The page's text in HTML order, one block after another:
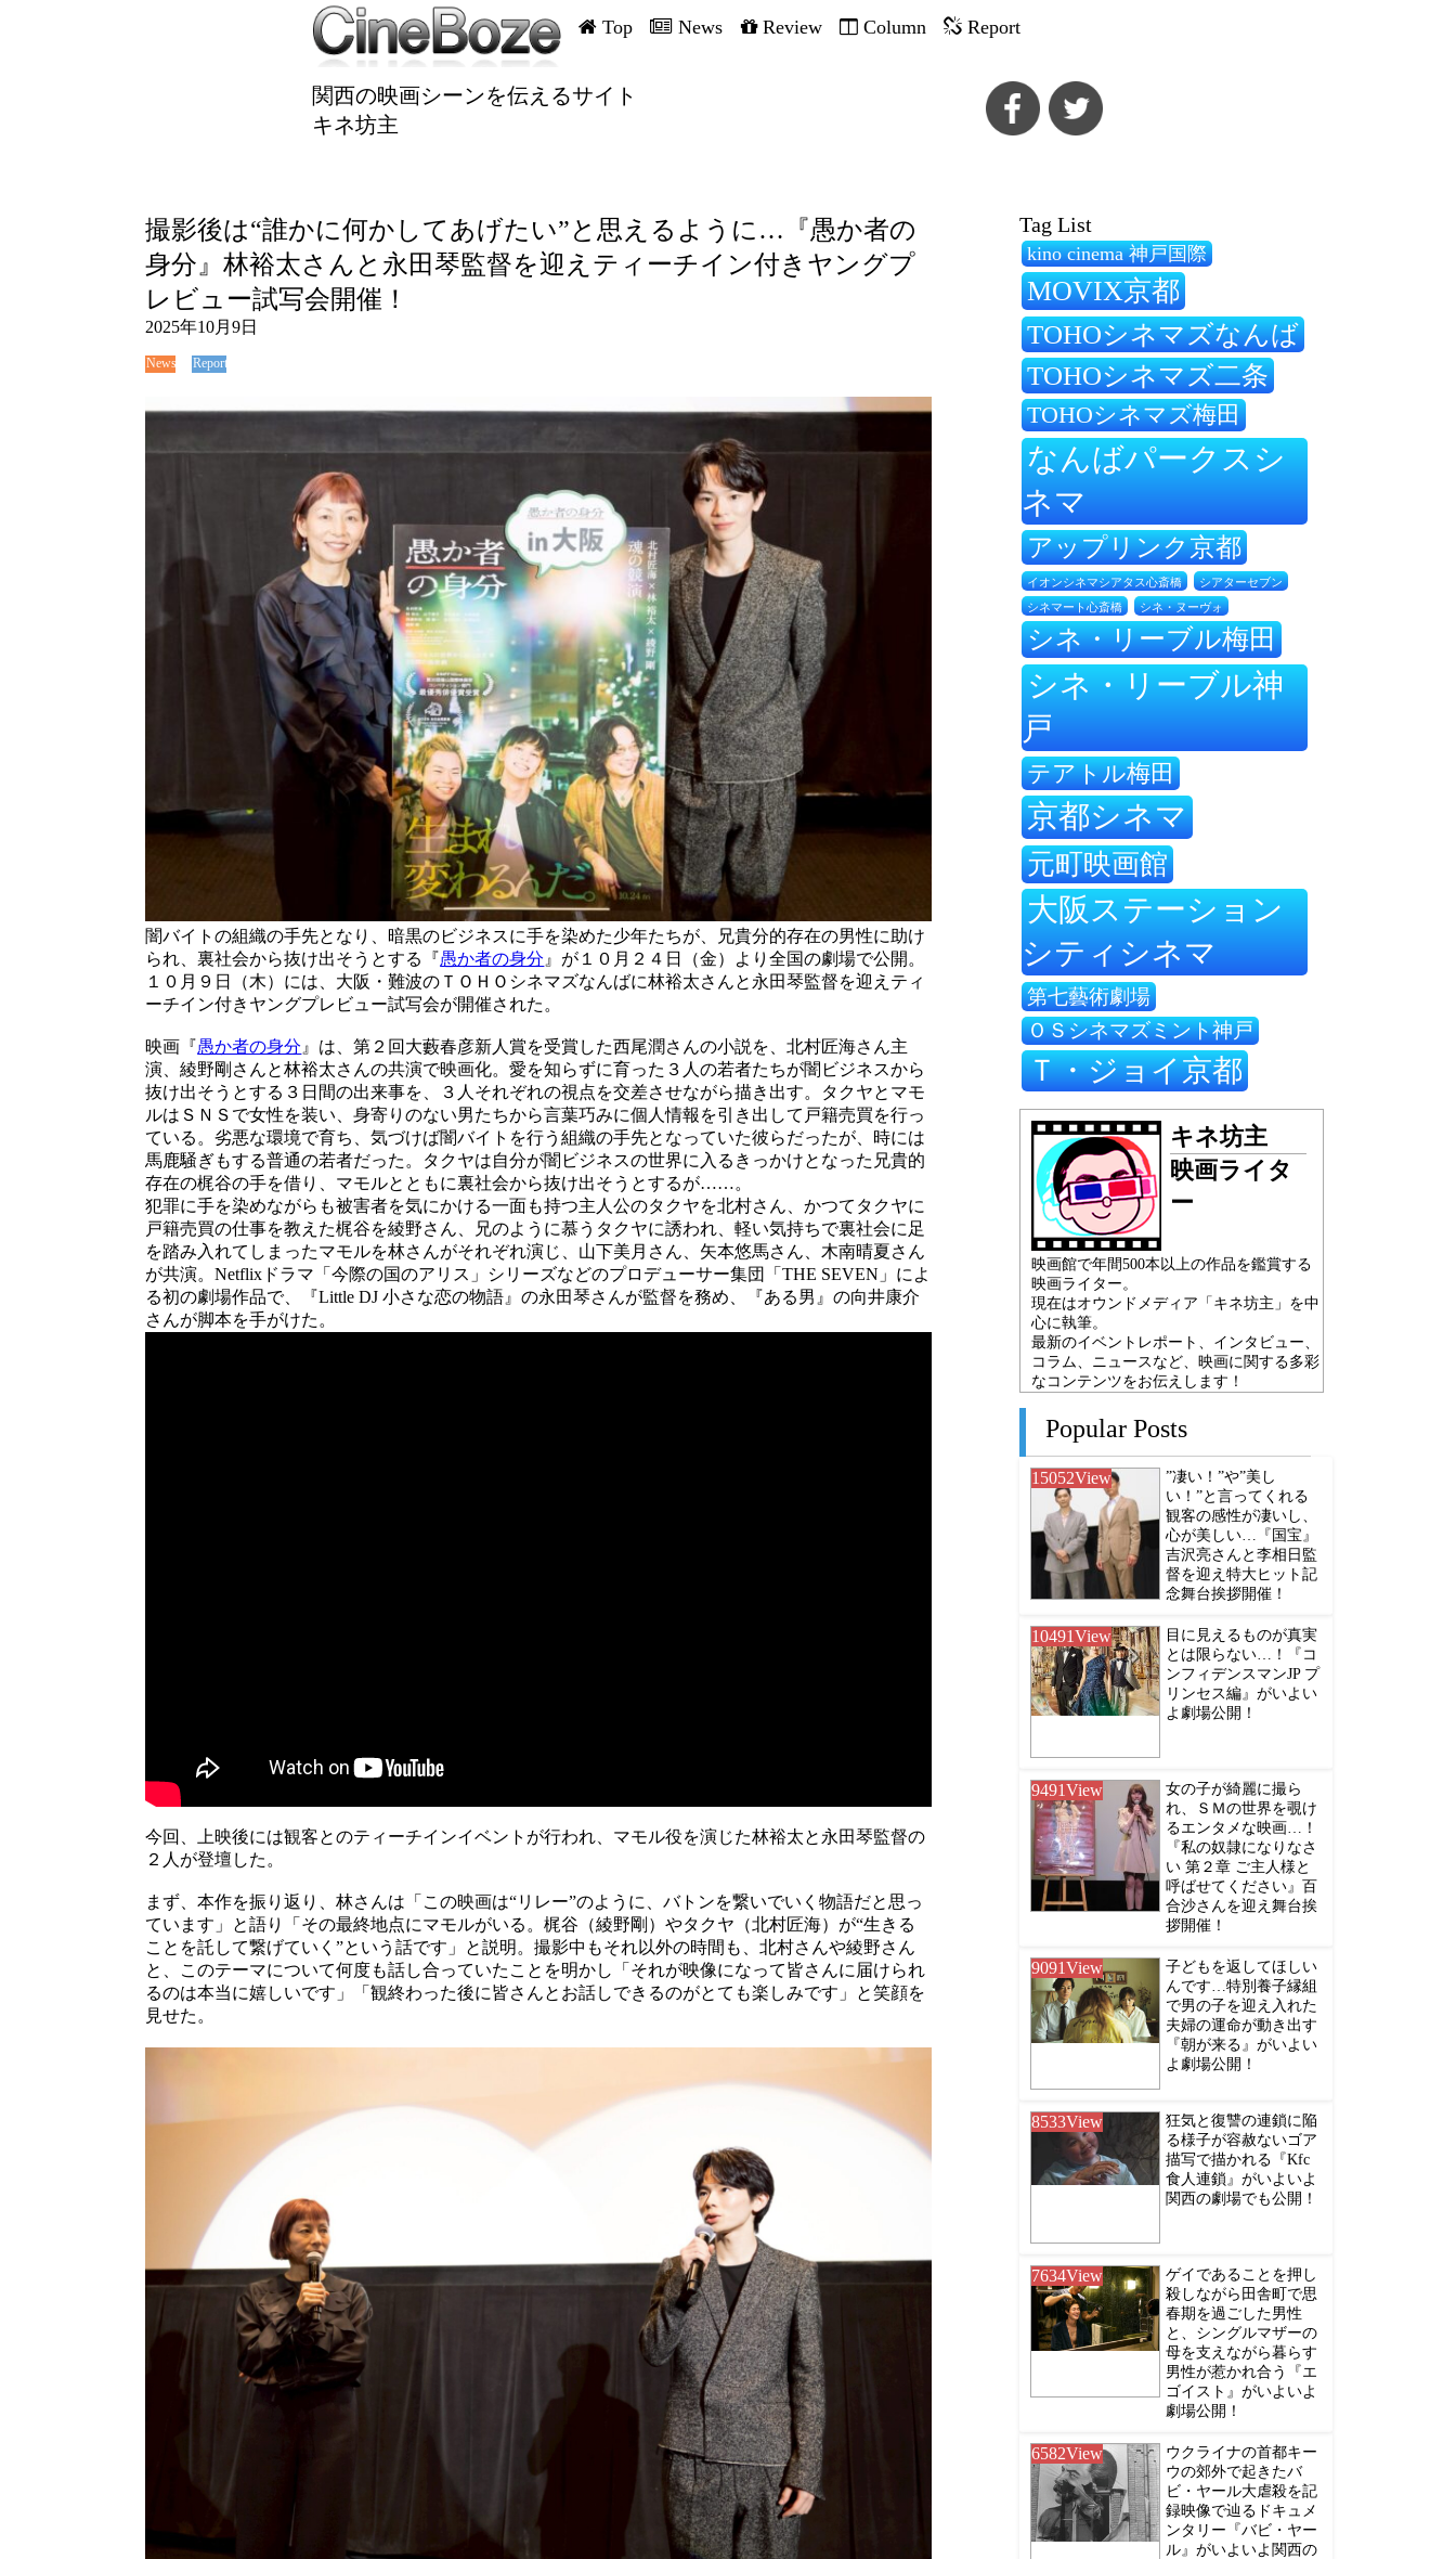
Top News Review Column Report
関西の映画シーンを伝えるサイト
キネ坊主
撮影後は“誰かに何かしてあげたい”と思えるように…『愚か者の
身分』林裕太さんと永田琴監督を迎えティーチイン付きヤングプ
レビュー試写会開催！
2025年10月9日
News Report
闇バイトの組織の手先となり、暗黒のビジネスに手を染めた少年たちが、兄貴分的存在の男性に助け
られ、裏社会から抜け出そうとする『愚か者の身分 』が１０月２４日（金）より全国の劇場で公開。
１０月９日（木）には、大阪・難波のＴＯＨＯシネマズなんばに林裕太さんと永田琴監督を迎えティ
ーチイン付きヤングプレビュー試写会が開催された。
映画『愚か者の身分 』は、第２回大藪春彦新人賞を受賞した西尾潤さんの小説を、北村匠海さん主
演、綾野剛さんと林裕太さんの共演で映画化。愛を知らずに育った３人の若者たちが闇ビジネスから
抜け出そうとする３日間の出来事を、３人それぞれの視点を交差させながら描き出す。タクヤとマモ
ルはＳＮＳで女性を装い、身寄りのない男たちから言葉巧みに個人情報を引き出して戸籍売買を行っ
ている。劣悪な環境で育ち、気づけば闇バイトを行う組織の手先となっていた彼らだったが、時には
馬鹿騒ぎもする普通の若者だった。タクヤは自分が闇ビジネスの世界に入るきっかけとなった兄貴的
存在の梶谷の手を借り、マモルとともに裏社会から抜け出そうとするが……。
犯罪に手を染めながらも被害者を気にかける一面も持つ主人公のタクヤを北村さん、かつてタクヤに
戸籍売買の仕事を教えた梶谷を綾野さん、兄のように慕うタクヤに誘われ、軽い気持ちで裏社会に足
を踏み入れてしまったマモルを林さんがそれぞれ演じ、山下美月さん、矢本悠馬さん、木南晴夏さん
が共演。Netflixドラマ「今際の国のアリス」シリーズなどのプロデューサー集団「THE SEVEN」によ
る初の劇場作品で、『Little DJ 小さな恋の物語』の永田琴さんが監督を務め、『ある男』の向井康介
さんが脚本を手がけた。
今回、上映後には観客とのティーチインイベントが行われ、マモル役を演じた林裕太と永田琴監督の
２人が登壇した。
まず、本作を振り返り、林さんは「この映画は“リレー”のように、バトンを繋いでいく物語だと思っ
ています」と語り「その最終地点にマモルがいる。梶谷（綾野剛）やタクヤ（北村匠海）が“生きる
ことを託して繋げていく”という話です」と説明。撮影中もそれ以外の時間も、北村さんや綾野さん
と、このテーマについて何度も話し合っていたことを明かし「それが映像になって皆さんに届けられ
るのは本当に嬉しいです」「観終わった後に皆さんとお話しできるのがとても楽しみです」と笑顔を
見せた。
Tag List
kino cinema 神戸国際
MOVIX京都
TOHOシネマズなんば
TOHOシネマズ二条
TOHOシネマズ梅田
なんばパークスシ
ネマ
アップリンク京都
イオンシネマシアタス心斎橋 シアターセブン
シネマート心斎橋 シネ・ヌーヴォ
シネ・リーブル梅田
シネ・リーブル神
戸
テアトル梅田
京都シネマ
元町映画館
大阪ステーション
シティシネマ
第七藝術劇場
ＯＳシネマズミント神戸
Ｔ・ジョイ京都
キネ坊主
映画ライタ
ー
映画館で年間500本以上の作品を鑑賞する
映画ライター。
現在はオウンドメディア「キネ坊主」を中
心に執筆。
最新のイベントレポート、インタビュー、
コラム、ニュースなど、映画に関する多彩
なコンテンツをお伝えします！
Popular Posts
15052View
”凄い！”や”美し
い！”と言ってくれる
観客の感性が凄いし、
心が美しい…『国宝』
吉沢亮さんと李相日監
督を迎え特大ヒット記
念舞台挨拶開催！
10491View
目に見えるものが真実
とは限らない…！『コ
ンフィデンスマンJP プ
リンセス編』がいよい
よ劇場公開！
9491View
女の子が綺麗に撮ら
れ、ＳＭの世界を覗け
るエンタメな映画…！
『私の奴隷になりなさ
い 第２章 ご主人様と
呼ばせてください』百
合沙さんを迎え舞台挨
拶開催！
9091View
子どもを返してほしい
んです…特別養子縁組
で男の子を迎え入れた
夫婦の運命が動き出す
『朝が来る』がいよい
よ劇場公開！
8533View
狂気と復讐の連鎖に陥
る様子が容赦ないゴア
描写で描かれる『Kfc
食人連鎖』がいよいよ
関西の劇場でも公開！
7634View
ゲイであることを押し
殺しながら田舎町で思
春期を過ごした男性
と、シングルマザーの
母を支えながら暮らす
男性が惹かれ合う『エ
ゴイスト』がいよいよ
劇場公開！
6582View
ウクライナの首都キー
ウの郊外で起きたバ
ビ・ヤール大虐殺を記
録映像で辿るドキュメ
ンタリー『バビ・ヤー
ル』がいよいよ関西の